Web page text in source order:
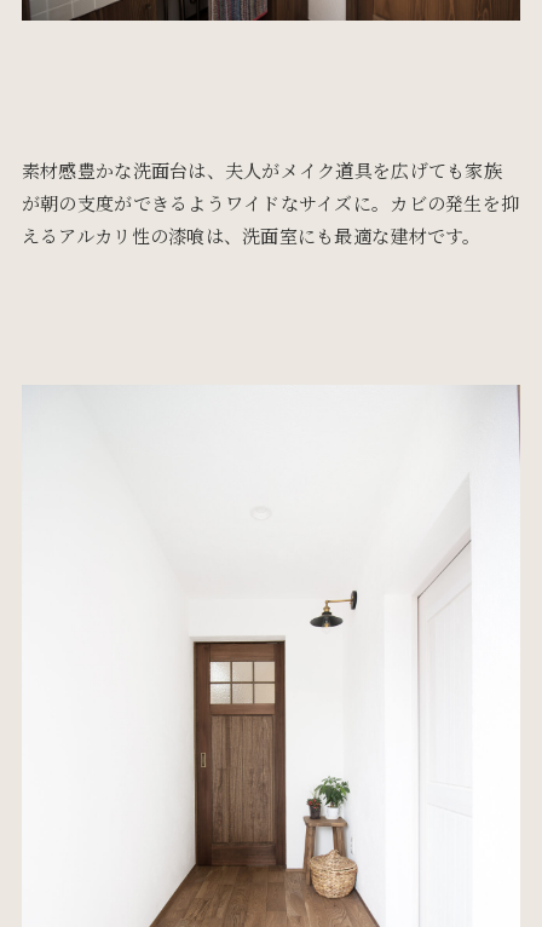
素材感豊かな洗面台は、夫人がメイク道具を広げても家族
が朝の支度ができるようワイドなサイズに。カビの発生を抑
えるアルカリ性の漆喰は、洗面室にも最適な建材です。